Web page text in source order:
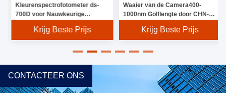
Kleurenspectrofotometer ds-
700D voor Nauwkeurige
Krijg Beste Prijs
Waaier van de Camera400-
1000nm Golflengte door CHN-
gemaaktKrijg Beste Prijs
CONTACTEER ONS